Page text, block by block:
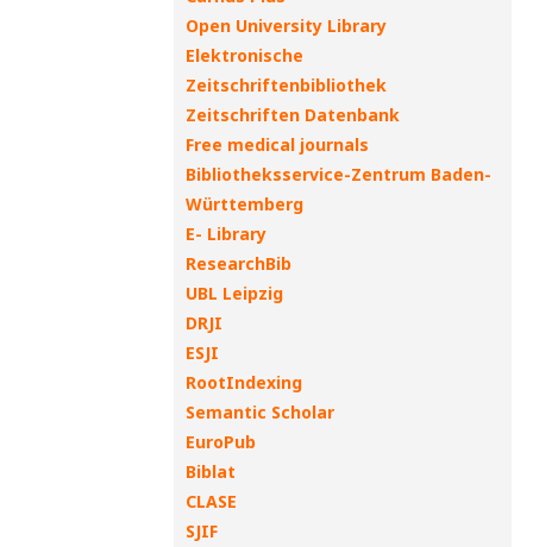
Open University Library
Elektronische
Zeitschriftenbibliothek
Zeitschriften Datenbank
Free medical journals
Bibliotheksservice-Zentrum Baden-
Württemberg
E- Library
ResearchBib
UBL Leipzig
DRJI
ESJI
RootIndexing
Semantic Scholar
EuroPub
Biblat
CLASE
SJIF